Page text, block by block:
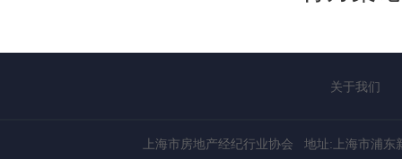
关于我们
上海市房地产经纪行业协会
地址:上海市浦东